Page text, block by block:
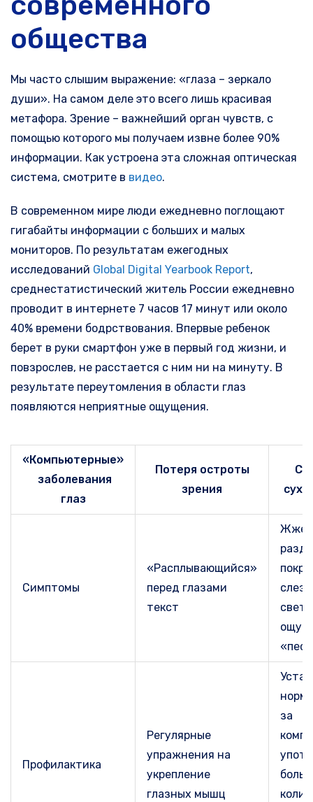
общества
Мы часто слышим выражение: «глаза – зеркало
души». На самом деле это всего лишь красивая
метафора. Зрение – важнейший орган чувств, с
помощью которого мы получаем извне более 90%
информации. Как устроена эта сложная оптическая
система, смотрите в видео.
В современном мире люди ежедневно поглощают
гигабайты информации с больших и малых
мониторов. По результатам ежегодных
исследований Global Digital Yearbook Report,
среднестатистический житель России ежедневно
проводит в интернете 7 часов 17 минут или около
40% времени бодрствования. Впервые ребенок
берет в руки смартфон уже в первый год жизни, и
повзрослев, не расстается с ним ни на минуту. В
результате переутомления в области глаз
появляются неприятные ощущения.
«Компьютерные»
заболевания
глаз
Потеря остроты
зрения
Симптомы
«Расплывающийся»
перед глазами
текст
Профилактика
Регулярные
упражнения на
укрепление
глазных мышц
за